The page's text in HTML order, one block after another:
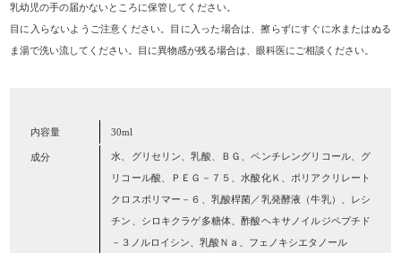
乳幼児の手の届かないところに保管してください。
目に入らないようご注意ください。目に入った場合は、擦らずにすぐに水またはぬる
ま湯で洗い流してください。目に異物感が残る場合は、眼科医にご相談ください。
内容量 30ml
成分
水、グリセリン、乳酸、ＢＧ、ペンチレングリコール、グ
リコール酸、ＰＥＧ－７５、水酸化Ｋ、ポリアクリレート
クロスポリマー－６、乳酸桿菌／乳発酵液（牛乳）、レシ
チン、シロキクラゲ多糖体、酢酸ヘキサノイルジペプチド
－３ノルロイシン、乳酸Ｎａ、フェノキシエタノール